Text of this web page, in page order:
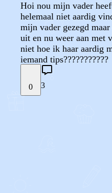
Hoi nou mijn vader
helemaal niet aardig
mijn vader gezegd
uit en nu weer aan met
niet hoe ik haar aardig
iemand tips???????????
0 3